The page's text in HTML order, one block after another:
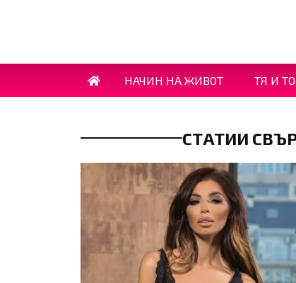
НАЧИН НА ЖИВОТ ТЯ И
СТАТИИ